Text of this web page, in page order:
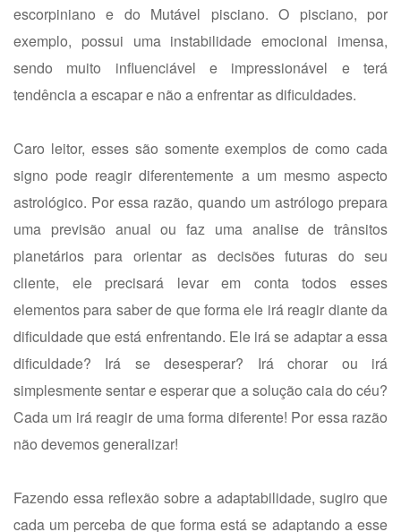
escorpiniano e do Mutável pisciano. O pisciano, por
exemplo, possui uma instabilidade emocional imensa,
sendo muito influenciável e impressionável e terá
tendência a escapar e não a enfrentar as dificuldades.
Caro leitor, esses são somente exemplos de como cada
signo pode reagir diferentemente a um mesmo aspecto
astrológico. Por essa razão, quando um astrólogo prepara
uma previsão anual ou faz uma analise de trânsitos
planetários para orientar as decisões futuras do seu
cliente, ele precisará levar em conta todos esses
elementos para saber de que forma ele irá reagir diante da
dificuldade que está enfrentando. Ele irá se adaptar a essa
dificuldade? Irá se desesperar? Irá chorar ou irá
simplesmente sentar e esperar que a solução caia do céu?
Cada um irá reagir de uma forma diferente! Por essa razão
não devemos generalizar!
Fazendo essa reflexão sobre a adaptabilidade, sugiro que
cada um perceba de que forma está se adaptando a esse